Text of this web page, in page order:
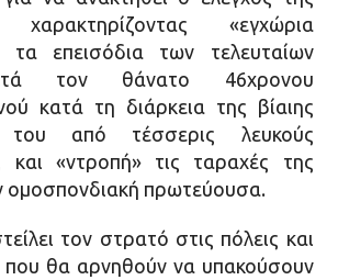
χαρακτηρίζοντας «εγχώρια
τα επεισόδια των τελευταίων
τον θάνατο 46χρονου
κατά τη διάρκεια της βίαιης
του από τέσσερις λευκούς
και «ντροπή» τις ταραχές της
ομοσπονδιακή πρωτεύουσα.
τον στρατό στις πόλεις και
που θα αρνηθούν να υπακούσουν